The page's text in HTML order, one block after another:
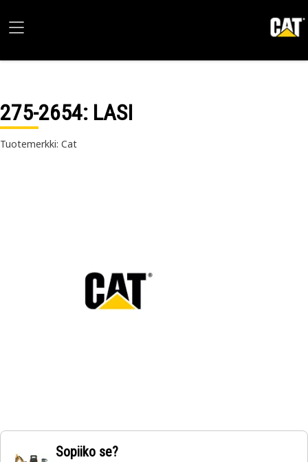
275-2654: LASI
Tuotemerkki: Cat
Sopiiko se?